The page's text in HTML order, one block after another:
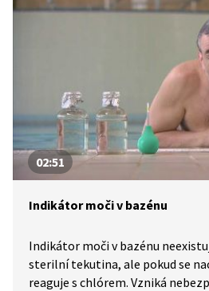
pocházející z elektráren a jiných
na spalování uhlí a uloží se
02:51
Indikátor moči v bazénu
Indikátor moči v bazénu
sterilní tekutina, ale pokud se
reaguje s chlórem. Vzniká